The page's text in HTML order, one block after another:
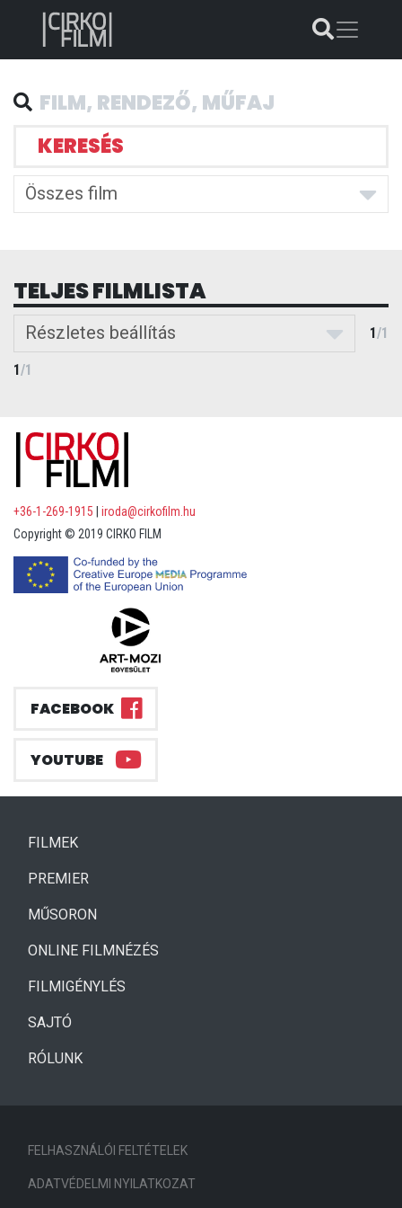
KERESÉS
Összes film
TELJES FILMLISTA
Részletes beállítás 1/1
1/1
+36-1-269-1915
iroda@cirkofilm.hu
Copyright © 2019 CIRKO FILM
FACEBOOK
YOUTUBE
FILMEK(CURRENT)
PREMIER
MŰSORON
ONLINE FILMNÉZÉS
FILMIGÉNYLÉS
SAJTÓ
RÓLUNK
FELHASZNÁLÓI FELTÉTELEK
ADATVÉDELMI NYILATKOZAT